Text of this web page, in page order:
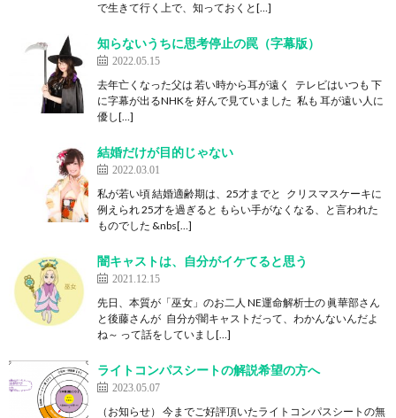
で生きて行く上で、知っておくと[…]
知らないうちに思考停止の罠（字幕版）
2022.05.15
去年亡くなった父は 若い時から耳が遠く テレビはいつも 下
に字幕が出るNHKを 好んで見ていました 私も 耳が遠い人に
優し[…]
結婚だけが目的じゃない
2022.03.01
私が若い頃 結婚適齢期は、25才までと クリスマスケーキに
例えられ 25才を過ぎると もらい手がなくなる、と言われた
ものでした &nbs[…]
闇キャストは、自分がイケてると思う
2021.12.15
先日、本質が「巫女」のお二人 NE運命解析士の 眞華部さん
と後藤さんが 自分が闇キャストだって、わかんないんだよ
ね～ って話をしていまし[…]
ライトコンパスシートの解説希望の方へ
2023.05.07
（お知らせ） 今までご好評頂いたライトコンパスシートの無